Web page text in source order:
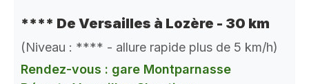
**** De Versailles à Lozère - 30 km
(Niveau : **** - allure rapide plus de 5 km/h)
Rendez-vous : gare Montparnasse